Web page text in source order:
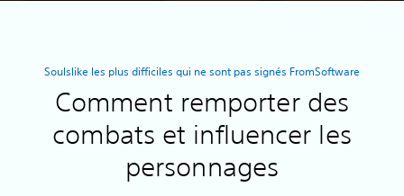
Soulslike les plus difficiles qui ne sont pas signés FromSoftware
Comment remporter des
combats et influencer les
personnages